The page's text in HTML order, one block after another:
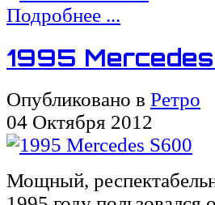
Подробнее ...
1995
Опубликовано в Ретро
04 Октября 2012
Мощный,